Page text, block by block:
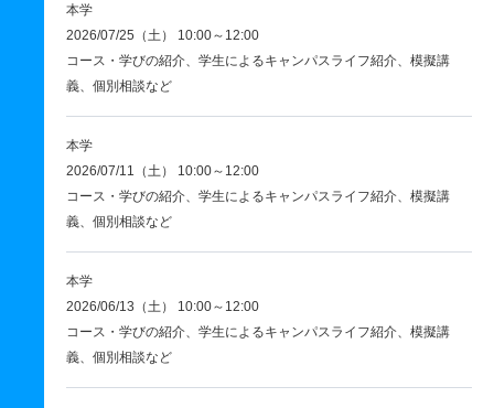
本学
2026/07/25（土） 10:00～12:00
コース・学びの紹介、学生によるキャンパスライフ紹介、模擬講
義、個別相談など
本学
2026/07/11（土） 10:00～12:00
コース・学びの紹介、学生によるキャンパスライフ紹介、模擬講
義、個別相談など
本学
2026/06/13（土） 10:00～12:00
コース・学びの紹介、学生によるキャンパスライフ紹介、模擬講
義、個別相談など